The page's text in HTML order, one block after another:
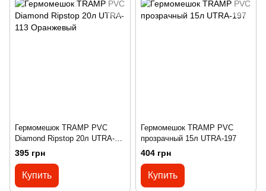
Гермомешок TRAMP PVC
Diamond Ripstop 20л UTRA-
113 Оранжевый
395 грн
Купить
Гермомешок TRAMP PVC
прозрачный 15л UTRA-197
404 грн
Купить